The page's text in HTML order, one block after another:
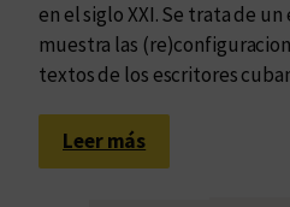
en el siglo XXI. Se trata de
muestra las
textos de los escritores
Leer más:
A